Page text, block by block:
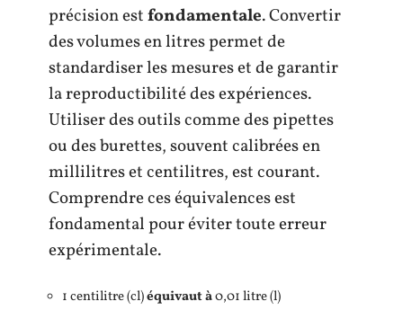
précision estfondamentale. Convertir
des volumes en litres permet de
standardiser les mesures et de garantir
la reproductibilité des expériences.
Utiliser des outils comme des pipettes
ou des burettes, souvent calibrées en
millilitres et centilitres, est courant.
Comprendre ces équivalences est
fondamental pour éviter toute erreur
expérimentale.
1 centilitre (cl)équivaut à0,01 litre (l)